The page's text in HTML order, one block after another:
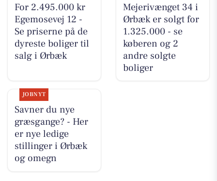
For 2.495.000 kr
Egemosevej 12 -
Se priserne på de
dyreste boliger til
salg i Ørbæk
Mejerivænget 34 i
Ørbæk er solgt for
1.325.000 - se
køberen og 2
andre solgte
boliger
JOBNYT
Savner du nye
græsgange? - Her
er nye ledige
stillinger i Ørbæk
og omegn